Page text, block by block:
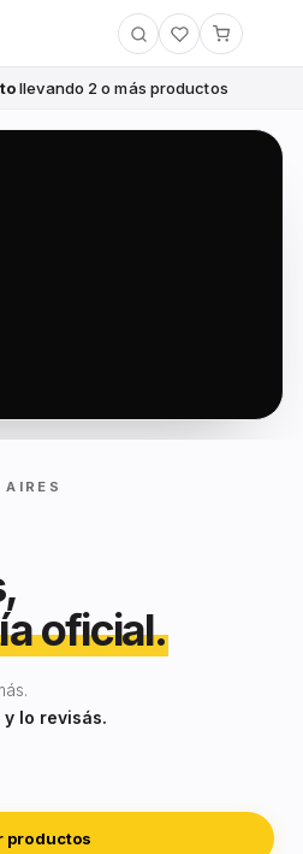
llevando 2 o más productos
AIRES
oficial.
lo revisás.
productos